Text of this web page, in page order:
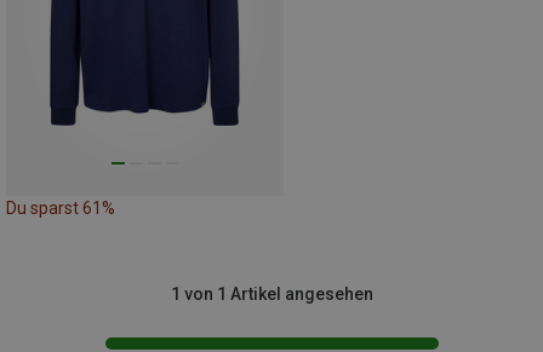
Du sparst 61%
1 von 1 Artikel angesehen